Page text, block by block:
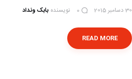
30 دسامبر 2015 0 نویسنده بابک ونداد
READ MORE